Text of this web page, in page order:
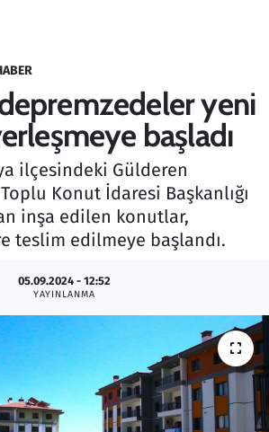
yeni
başladı
ilçesindeki Gülderen
Konut İdaresi Başkanlığı
inşa edilen konutlar,
teslim edilmeye başlandı.
05.09.2024 - 12:52
YAYINLANMA